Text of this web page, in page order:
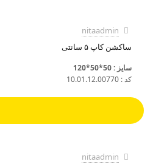
nitaadmin
ساکشن کاپ ۵ سانتی
سایز : 50*50*120
کد : 10.01.12.00770
nitaadmin